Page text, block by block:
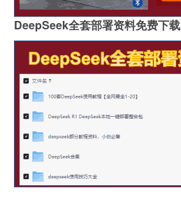
DeepSeek全套部署资料免费下载